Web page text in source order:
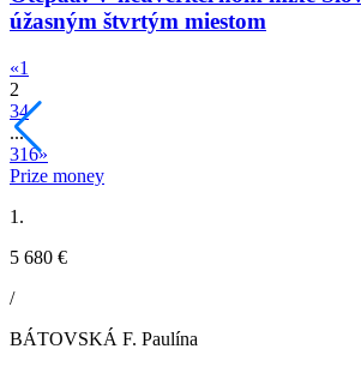
úžasným štvrtým miestom
«1
2
34
...
316»
Prize money
1.
5 680 €
/
BÁTOVSKÁ F. Paulína